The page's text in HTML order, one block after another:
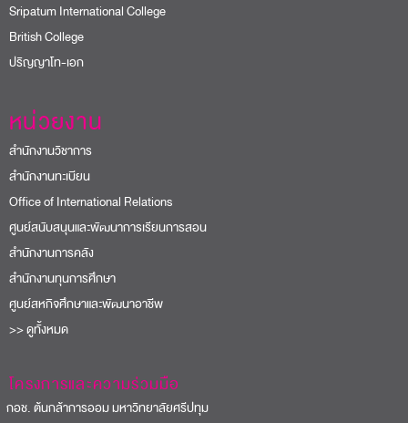
Sripatum International College
British College
ปริญญาโท-เอก
หน่วยงาน
สำนักงานวิชาการ
สำนักงานทะเบียน
Office of International Relations
ศูนย์สนับสนุนและพัฒนาการเรียนการสอน
สำนักงานการคลัง
สำนักงานทุนการศึกษา
ศูนย์สหกิจศึกษาและพัฒนาอาชีพ
>> ดูทั้งหมด
โครงการและความร่วมมือ
ช. ต้นกล้าการออม มหาวิทยาลัยศรีปทุม